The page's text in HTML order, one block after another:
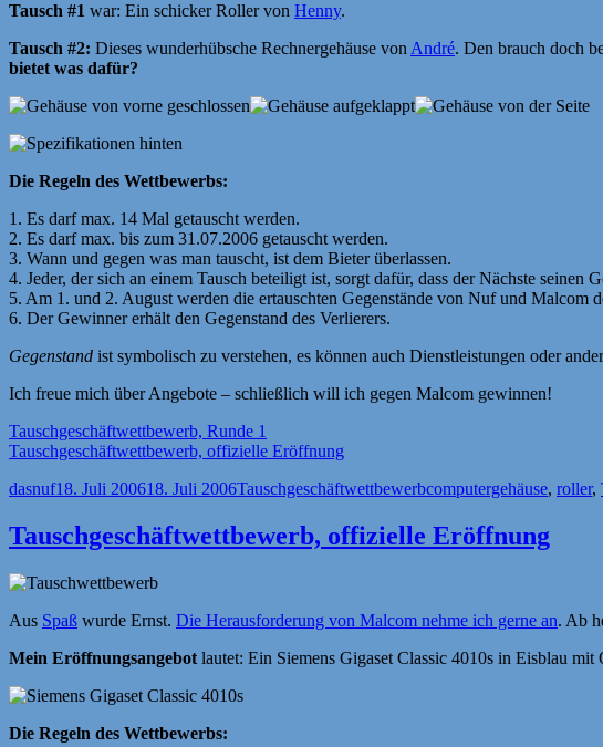
Tausch #1 war: Ein schicker Roller von Henny.
Tausch #2: Dieses wunderhübsche Rechnergehäuse von André. Den brauch doch
bietet was dafür?
Die Regeln des Wettbewerbs:
1. Es darf max. 14 Mal getauscht werden.
2. Es darf max. bis zum 31.07.2006 getauscht werden.
3. Wann und gegen was man tauscht, ist dem Bieter überlassen.
4. Jeder, der sich an einem Tausch beteiligt ist, sorgt dafür, dass der Nächste seinen
5. Am 1. und 2. August werden die ertauschten Gegenstände von Nuf und Malcom
6. Der Gewinner erhält den Gegenstand des Verlierers.
Gegenstand ist symbolisch zu verstehen, es können auch Dienstleistungen oder
Ich freue mich über Angebote – schließlich will ich gegen Malcom gewinnen!
Tauschgeschäftwettbewerb, Runde 1
Tauschgeschäftwettbewerb, offizielle Eröffnung
Autor
dasnufVeröffentlicht
18. Juli 200618. Juli 2006Kategorien
TauschgeschäftwettbewerbSchlagwörter
computergehäuse, roller,
Tauschgeschäftwettbewerb, offizielle Eröffnung
Aus Spaß wurde Ernst. Die Herausforderung von Malcom nehme ich gerne an. Ab
Mein Eröffnungsangebot lautet: Ein Siemens Gigaset Classic 4010s in Eisblau mit
Die Regeln des Wettbewerbs: